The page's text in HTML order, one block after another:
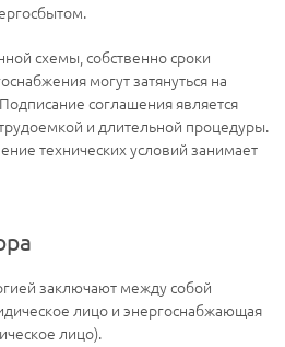
схемы, собственно сроки
могут затянуться на
соглашения является
и длительной процедуры.
технических условий занимает
заключают между собой
лицо и энергоснабжающая
лицо).